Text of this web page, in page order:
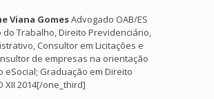
Viana GomesAdvogado OAB/ES
do Trabalho, Direito Previdenciário,
Consultor em Licitações e
de empresas na orientação
eSocial; Graduação em Direito
XII 2014[/one_third]